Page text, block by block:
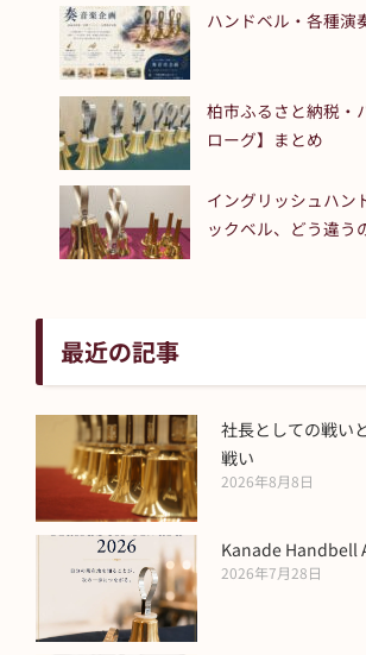
ハンドベル・各種演
柏市ふるさと納税・
ローグ】まとめ
イングリッシュハン
ックベル、どう違う
最近の記事
社長としての戦い
戦い
2026年8月8日
Kanade Handbell
2026年7月28日